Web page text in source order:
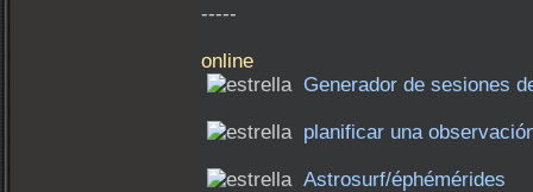
-----
online
Generador de sesiones
planificar una
Astrosurf/éphémérides